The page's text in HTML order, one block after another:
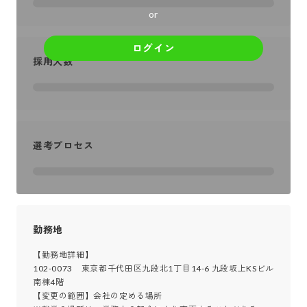
or
ログイン
採用人数
選考プロセス
勤務地
【勤務地詳細】
102-0073　東京都千代田区九段北1丁目14-6 九段坂上KSビル
南棟4階
【変更の範囲】会社の定める場所